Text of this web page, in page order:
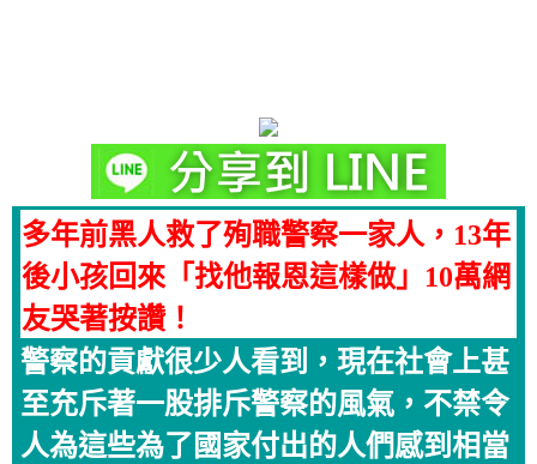
多年前黑人救了殉職警察一家人，13年
後小孩回來「找他報恩這樣做」10萬網
友哭著按讚！
警察的貢獻很少人看到，現在社會上甚
至充斥著一股排斥警察的風氣，不禁令
人為這些為了國家付出的人們感到相當